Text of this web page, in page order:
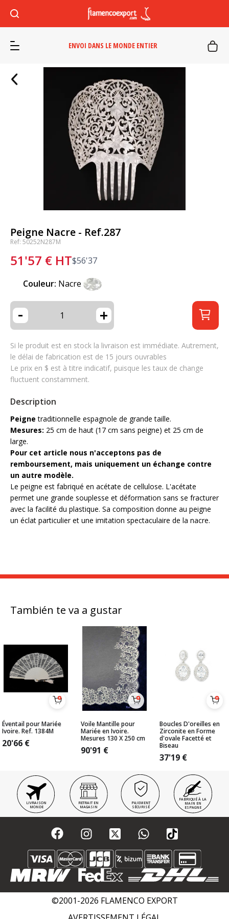
ENVOI DANS LE MONDE ENTIER
Peigne Nacre - Ref.287
Ref: 50252N287M
51'57 € HT$56'37
Couleur: Nacre
- +
Si le produit est en stock la livraison est immédiate. Autrement,
le délai de fabrication est de 15 jours ouvrables
Le prix en $ est à titre indicatif, puisque les taux de change
fluctuent constamment.
Description
Peignetraditionnelle espagnole de grande taille.
Mesures: 25 cm de haut (17 cm sans peigne) et 25 cm de
large.
Pour cet article nous n'acceptons pas de
remboursement, mais uniquement un échange contre
un autre modèle.
Le peigne est fabriqué en acétate de cellulose. L'acétate
permet une grande souplesse et déformation sans se fracturer
avec la facilité du plastique. Sa composition donne au peigne
un éclat particulier et une imitation spectaculaire de la nacre.
También te va a gustar
Éventail pour Mariée
Ivoire. Ref. 1384M
20'66 €
Voile Mantille pour
Mariée en Ivoire.
Mesures 130 X 250 cm
90'91 €
Boucles D'oreilles en
Zirconite en Forme
d'ovale Facetté et
Biseau
37'19 €
LIVRAISON
MONDE
RETRAIT EN
MAGASIN
PAIEMENT
SÉCURISÉ
FABRIQUÉ À LA
MAIN EN
ESPAGNE
©2001-2026 FLAMENCO EXPORT